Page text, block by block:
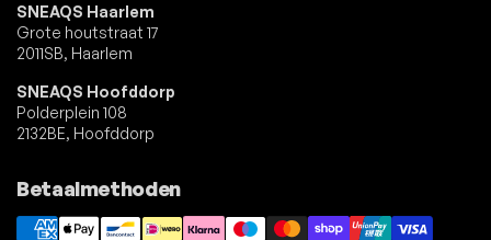
SNEAQS Haarlem
Grote houtstraat 17
2011SB, Haarlem
SNEAQS Hoofddorp
Polderplein 108
2132BE, Hoofddorp
Betaalmethoden